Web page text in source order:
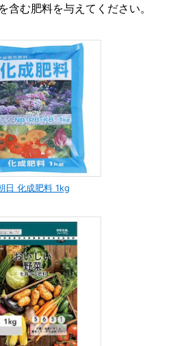
含む肥料を与えてください。
日 化成肥料 1kg